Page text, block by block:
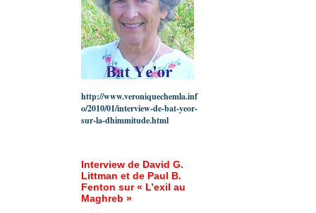
http://www.veroniquechemla.inf
o/2010/01/interview-de-bat-yeor-
sur-la-dhimmitude.html
Interview de David G.
Littman et de Paul B.
Fenton sur « L’exil au
Maghreb »